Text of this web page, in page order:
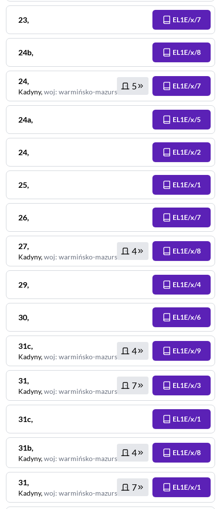
23, EL1E/x/7
24b, EL1E/x/8
24,
Kadyny,woj: warmińsko-mazurskie
5 EL1E/x/7
24a, EL1E/x/5
24, EL1E/x/2
25, EL1E/x/1
26, EL1E/x/7
27,
Kadyny,woj: warmińsko-mazurskie
4 EL1E/x/8
29, EL1E/x/4
30, EL1E/x/6
31c,
Kadyny,woj: warmińsko-mazurskie
4 EL1E/x/9
31,
Kadyny,woj: warmińsko-mazurskie
7 EL1E/x/3
31c, EL1E/x/1
31b,
Kadyny,woj: warmińsko-mazurskie
4 EL1E/x/8
31,
Kadyny,woj: warmińsko-mazurskie
7 EL1E/x/1